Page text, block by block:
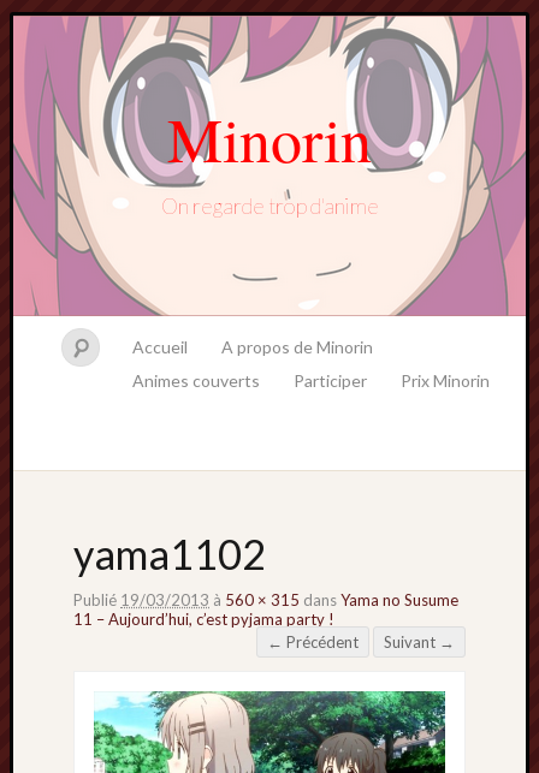
Minorin
On regarde trop d'anime
Accueil
A propos de Minorin
Animes couverts
Participer Prix Minorin
yama1102
Publié 19/03/2013 à 560 × 315 dansYama no Susume
11 – Aujourd’hui, c’est pyjama party !
← Précédent
Suivant →